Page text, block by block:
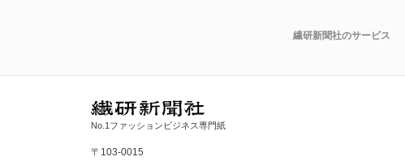
繊研新聞社のサービス
No.1ファッションビジネス専門紙
〒103-0015